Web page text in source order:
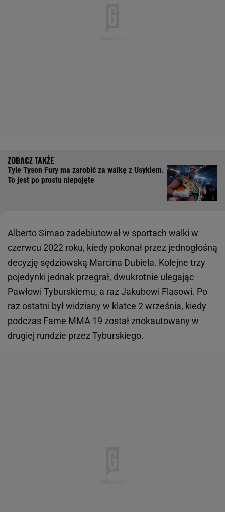
Tyle Tyson Fury ma zarobić za walkę z Usykiem.
To jest po prostu niepojęte
Alberto Simao zadebiutował w sportach walki w
czerwcu 2022 roku, kiedy pokonał przez jednogłośną
decyzję sędziowską Marcina Dubiela. Kolejne trzy
pojedynki jednak przegrał, dwukrotnie ulegając
Pawłowi Tyburskiemu, a raz Jakubowi Flasowi. Po
raz ostatni był widziany w klatce 2 września, kiedy
podczas Fame MMA 19 został znokautowany w
drugiej rundzie przez Tyburskiego.